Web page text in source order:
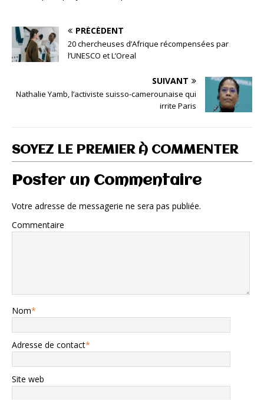
PRÉCÉDENT
20 chercheuses d’Afrique récompensées par
l’UNESCO et L’Oreal
SUIVANT
Nathalie Yamb, l’activiste suisso-camerounaise qui
irrite Paris
SOYEZ LE PREMIER À COMMENTER
Poster un Commentaire
Votre adresse de messagerie ne sera pas publiée.
Commentaire
Nom*
Adresse de contact*
Site web